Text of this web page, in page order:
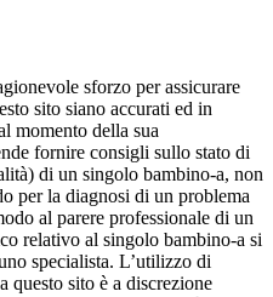
sforzo per assicurare
sito siano accurati ed in
momento della sua
fornire consigli sullo stato di
di un singolo bambino-a, non
per la diagnosi di un problema
al parere professionale di un
relativo al singolo bambino-a si
specialista. L’utilizzo di
questo sito è a discrezione